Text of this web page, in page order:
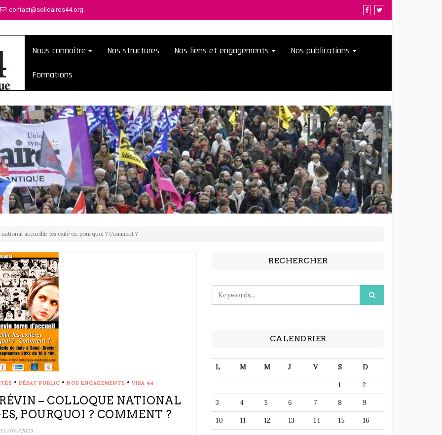
contact@solidaires44.org
Nous connaitre Nos structures Nos liens et engagements Nos publications
Formations
accueillir les exilé·es, pourquoi ? Comment ?
• DÉBAT PUBLIC • NOS ENGAGEMENTS • VISA 44
– COLLOQUE NATIONAL
POURQUOI ? COMMENT ?
13/09/2023
RECHERCHER
CALENDRIER
L M M J V S
D
1
2
3
4 5 6 7 8
9
10
11 12 13 14 15
16